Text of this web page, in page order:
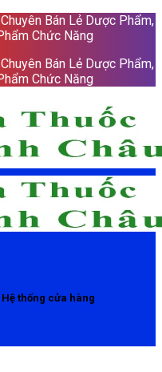
Bán Lẻ Dược Phẩm,
Chức Năng
Bán Lẻ Dược Phẩm,
Chức Năng
Hệ thống cửa hàng